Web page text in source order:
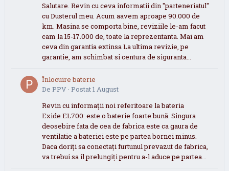
Salutare. Revin cu ceva informatii din "parteneriatul"
cu Dusterul meu. Acum aavem aproape 90.000 de
km. Masina se comporta bine, reviziile le-am facut
cam la 15-17.000 de, toate la reprezentanta. Mai am
ceva din garantia extinsa La ultima revizie, pe
garantie, am schimbat si centura de siguranta...
Înlocuire baterie
De PPV · Postat1 August
Revin cu informații noi referitoare la bateria
Exide EL700: este o baterie foarte bună. Singura
deosebire fata de cea de fabrica este ca gaura de
ventilatie a bateriei este pe partea bornei minus.
Daca doriți sa conectați furtunul prevazut de fabrica,
va trebui sa il prelungiți pentru a-l aduce pe partea...